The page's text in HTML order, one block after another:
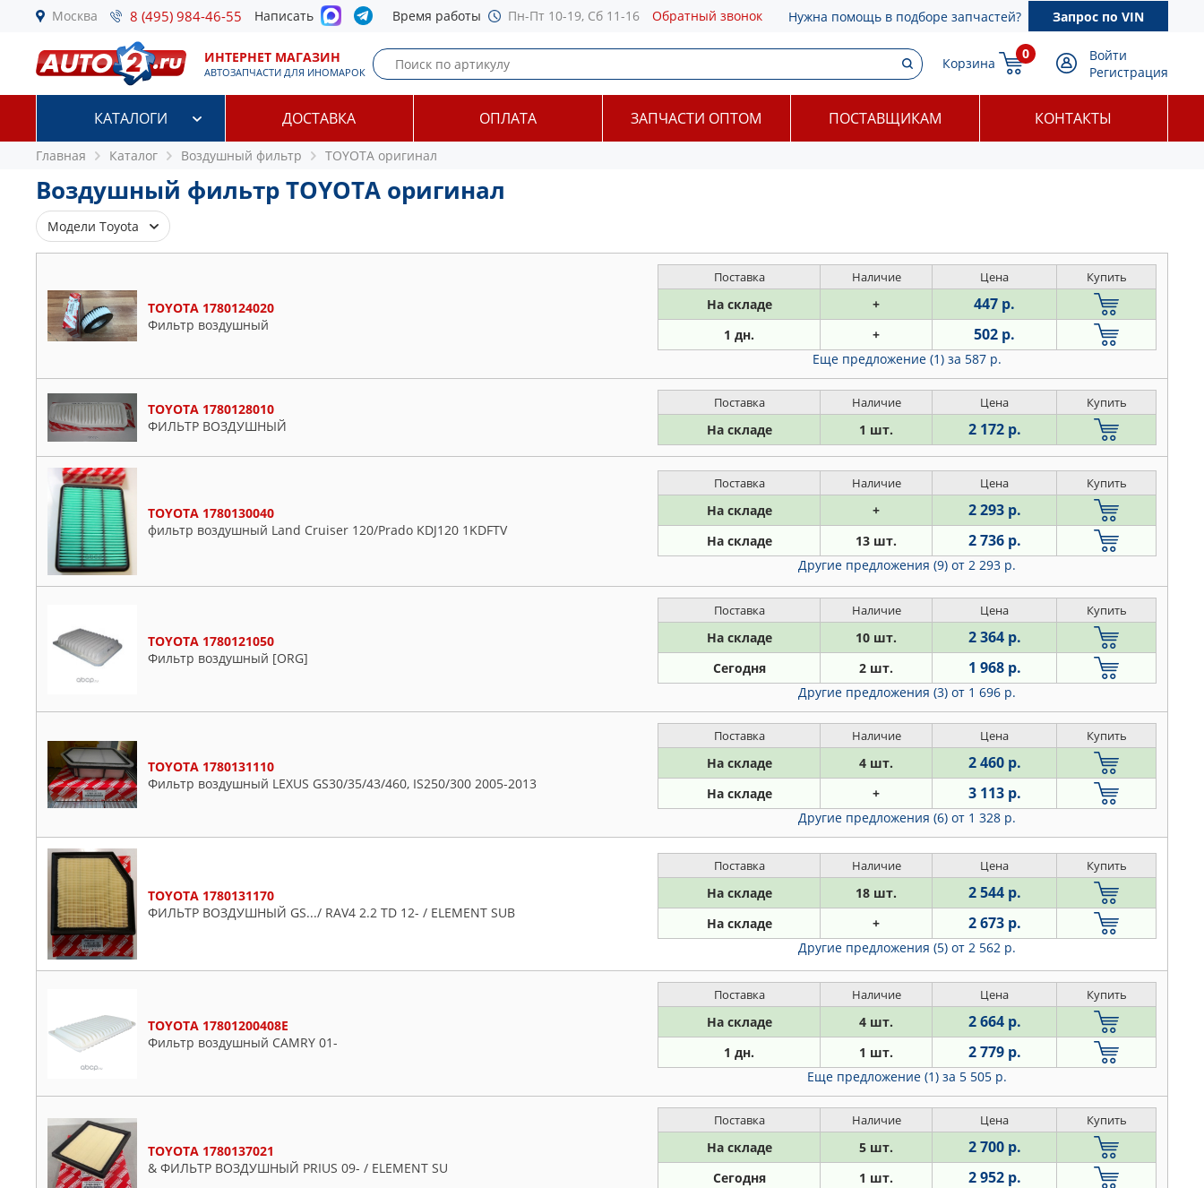
Москва 8 (495) 984-46-55 Написать Время работы Пн-Пт 10-19, Сб 11-16 Обратный звонок Нужна помощь в подборе запчастей? Запрос по VIN
ИНТЕРНЕТ МАГАЗИН
АВТОЗАПЧАСТИ ДЛЯ ИНОМАРОК
Корзина
0
Войти
Регистрация
КАТАЛОГИ ДОСТАВКА ОПЛАТА ЗАПЧАСТИ ОПТОМ ПОСТАВЩИКАМ КОНТАКТЫ
Главная Каталог Воздушный фильтр TOYOTA оригинал
Воздушный фильтр TOYOTA оригинал
Модели Toyota
Allion
Alphard
Avensis
Aygo
Bb
Caldina
Camry
Carina
Celica
Corolla
Crown
Dyna
Echo
Etios
Fj Cruiser
Gt
Harrier
Hiace
Highlander
Hilux
Iq
Isis
Ist
Kluger
Mark
Matrix
Noah
Noah/voxy
Opa
Paseo
TOYOTA 1780124020
Фильтр воздушный
Поставка Наличие Цена Купить
На складе + 447 р.
1 дн. + 502 р.
Еще предложение (1) за 587 р.
TOYOTA 1780128010
ФИЛЬТР ВОЗДУШНЫЙ
Поставка Наличие Цена Купить
На складе 1 шт. 2 172 р.
TOYOTA 1780130040
фильтр воздушный Land Cruiser 120/Prado KDJ120 1KDFTV
Поставка Наличие Цена Купить
На складе + 2 293 р.
На складе 13 шт. 2 736 р.
Другие предложения (9) от 2 293 р.
TOYOTA 1780121050
Фильтр воздушный [ORG]
Поставка Наличие Цена Купить
На складе 10 шт. 2 364 р.
Сегодня 2 шт. 1 968 р.
Другие предложения (3) от 1 696 р.
TOYOTA 1780131110
Фильтр воздушный LEXUS GS30/35/43/460, IS250/300 2005-2013
Поставка Наличие Цена Купить
На складе 4 шт. 2 460 р.
На складе + 3 113 р.
Другие предложения (6) от 1 328 р.
TOYOTA 1780131170
ФИЛЬТР ВОЗДУШНЫЙ GS.../ RAV4 2.2 TD 12- / ELEMENT SUB
Поставка Наличие Цена Купить
На складе 18 шт. 2 544 р.
На складе + 2 673 р.
Другие предложения (5) от 2 562 р.
TOYOTA 17801200408E
Фильтр воздушный CAMRY 01-
Поставка Наличие Цена Купить
На складе 4 шт. 2 664 р.
1 дн. 1 шт. 2 779 р.
Еще предложение (1) за 5 505 р.
TOYOTA 1780137021
& ФИЛЬТР ВОЗДУШНЫЙ PRIUS 09- / ELEMENT SU
Поставка Наличие Цена Купить
На складе 5 шт. 2 700 р.
Сегодня 1 шт. 2 952 р.